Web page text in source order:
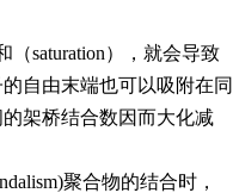
saturation），就会导致
自由末端也可以吸附在同
架桥结合数因而大化减
聚合物的结合时，